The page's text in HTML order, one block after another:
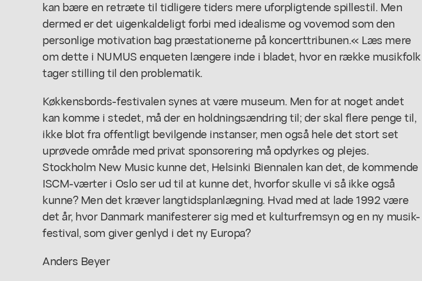
kan bære en retræte til tidligere tiders mere uforpligtende spillestil. Men
dermed er det uigenkaldeligt forbi med idealisme og vovemod som den
personlige motivation bag præstationerne på koncerttribunen.« Læs mere
om dette i NUMUS enqueten længere inde i bladet, hvor en række musikfolk
tager stilling til den problematik.
Køkkensbords-festivalen synes at være museum. Men for at noget andet
kan komme i stedet, må der en holdningsændring til; der skal flere penge til,
ikke blot fra offentligt bevilgende instanser, men også hele det stort set
uprøvede område med privat sponsorering må opdyrkes og plejes.
Stockholm New Music kunne det, Helsinki Biennalen kan det, de kommende
ISCM-værter i Oslo ser ud til at kunne det, hvorfor skulle vi så ikke også
kunne? Men det kræver langtidsplanlægning. Hvad med at lade 1992 være
det år, hvor Danmark manifesterer sig med et kulturfremsyn og en ny musik-
festival, som giver genlyd i det ny Europa?
Anders Beyer